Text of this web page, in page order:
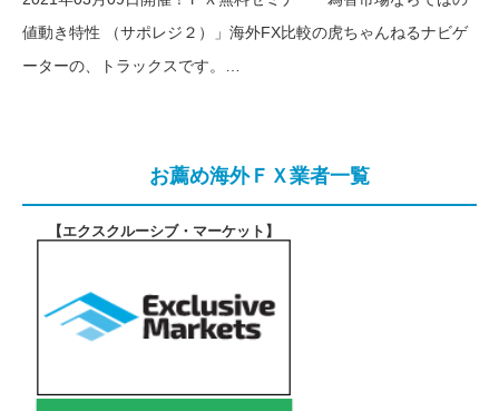
値動き特性 （サポレジ２）」海外FX比較の虎ちゃんねるナビゲ
ーターの、トラックスです。…
お薦め海外ＦＸ業者一覧
【エクスクルーシブ・マーケット 】